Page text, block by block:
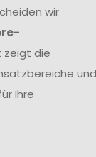
wir
zeigt die
und
Ihre